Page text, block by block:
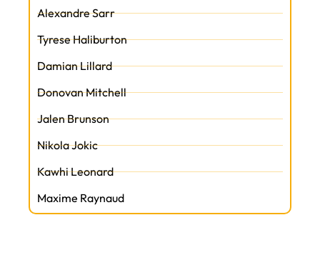
Alexandre Sarr
Tyrese Haliburton
Damian Lillard
Donovan Mitchell
Jalen Brunson
Nikola Jokic
Kawhi Leonard
Maxime Raynaud